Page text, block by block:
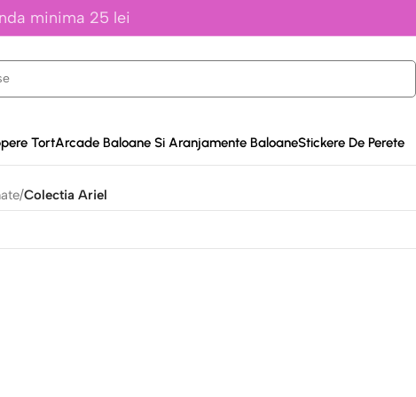
minima 25 lei
TortArcade Baloane Si Aranjamente BaloaneStickere De Perete
/Colectia Ariel